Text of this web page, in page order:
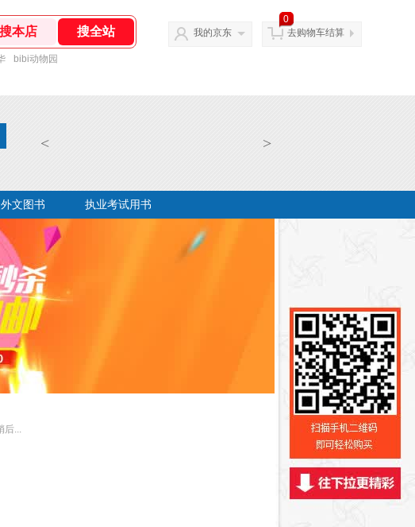
bibi动物园
我的京东
0
去购物车结算
< >
文图书 执业考试用书
后...